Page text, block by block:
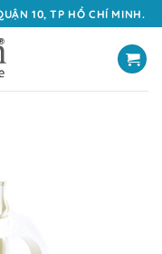
10, TP HỒ CHÍ MINH.